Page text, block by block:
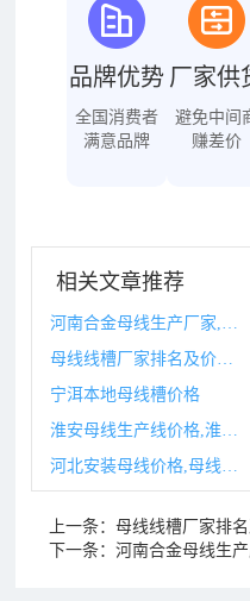
品牌优势
全国消费者
满意品牌
厂家供
避免中间
赚差价
相关文章推荐
宁洱本地母线槽价格
上一条：母线线槽厂家排
下一条：河南合金母线生